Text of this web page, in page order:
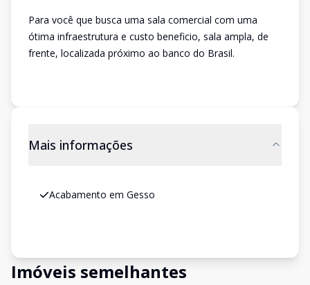
Para você que busca uma sala comercial com uma
ótima infraestrutura e custo beneficio, sala ampla, de
frente, localizada próximo ao banco do Brasil.
Mais informações
Acabamento em Gesso
Imóveis semelhantes